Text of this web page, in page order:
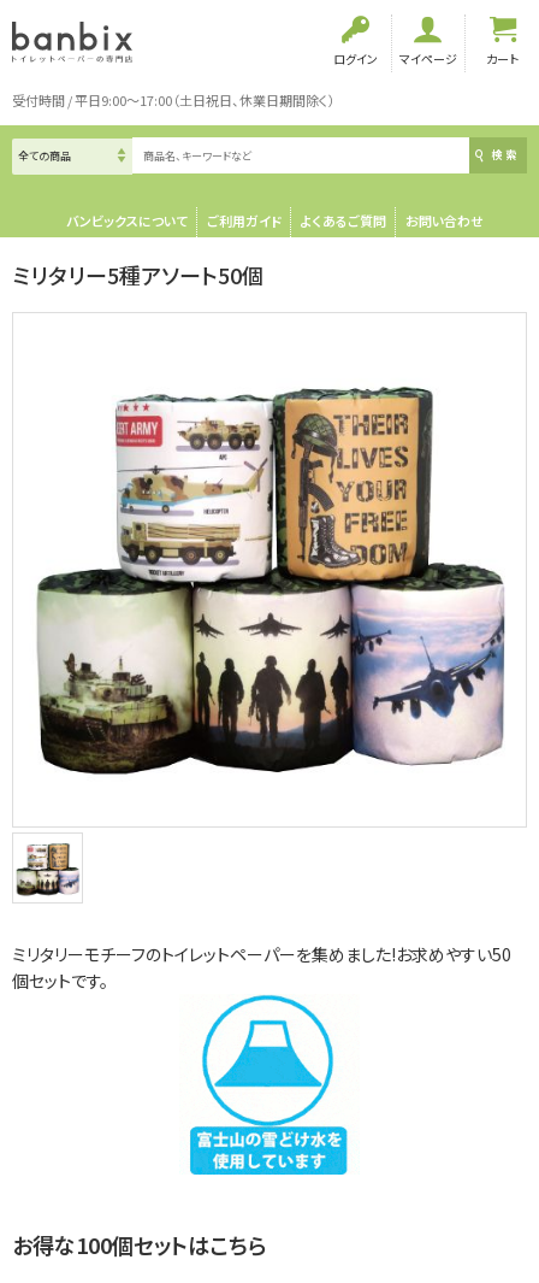
ログイン マイページ カート
受付時間 / 平日9:00～17:00（土日祝日、休業日期間除く）
検索
バンビックスについて ご利用ガイド よくあるご質問 お問い合わせ
ミリタリー5種アソート50個
ミリタリーモチーフのトイレットペーパーを集めました!お求めやすい50
個セットです。
お得な100個セットはこちら